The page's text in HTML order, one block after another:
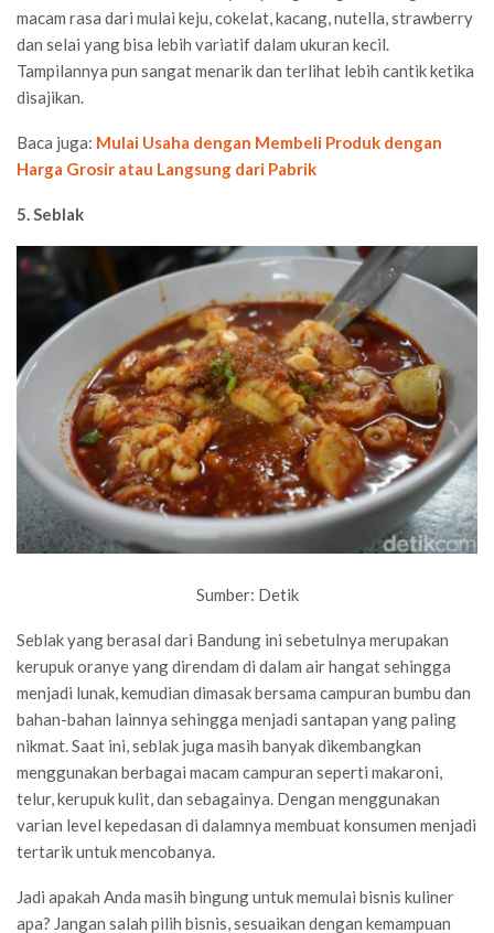
macam rasa dari mulai keju, cokelat, kacang, nutella, strawberry
dan selai yang bisa lebih variatif dalam ukuran kecil.
Tampilannya pun sangat menarik dan terlihat lebih cantik ketika
disajikan.
Baca juga: Mulai Usaha dengan Membeli Produk dengan
Harga Grosir atau Langsung dari Pabrik
5. Seblak
Sumber: Detik
Seblak yang berasal dari Bandung ini sebetulnya merupakan
kerupuk oranye yang direndam di dalam air hangat sehingga
menjadi lunak, kemudian dimasak bersama campuran bumbu dan
bahan-bahan lainnya sehingga menjadi santapan yang paling
nikmat. Saat ini, seblak juga masih banyak dikembangkan
menggunakan berbagai macam campuran seperti makaroni,
telur, kerupuk kulit, dan sebagainya. Dengan menggunakan
varian level kepedasan di dalamnya membuat konsumen menjadi
tertarik untuk mencobanya.
Jadi apakah Anda masih bingung untuk memulai bisnis kuliner
apa? Jangan salah pilih bisnis, sesuaikan dengan kemampuan